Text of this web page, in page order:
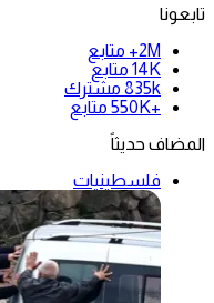
تابعونا
2M+
متابع
14K متابع
835k مشترك
+550K
متابع
المضاف حديثاً
فلسطينيات